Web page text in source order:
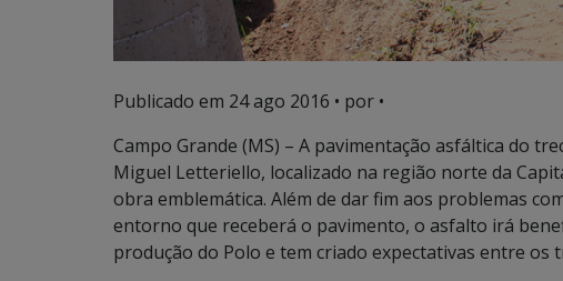
Publicado em 24 ago 2016 • por •
Campo Grande (MS) – A pavimentação asfáltica do
Miguel Letteriello, localizado na região norte da
obra emblemática. Além de dar fim aos problemas
entorno que receberá o pavimento, o asfalto irá
produção do Polo e tem criado expectativas entre os